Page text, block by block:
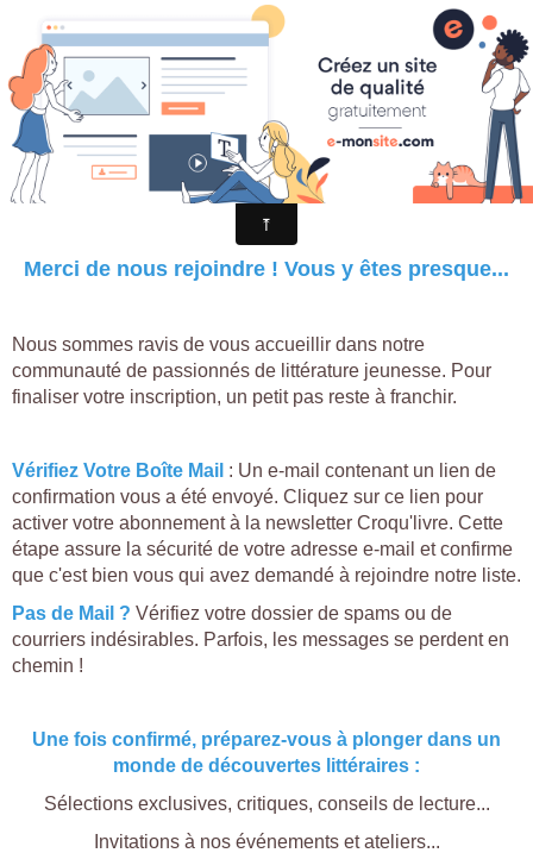
Croqu'livre
Confirmation de votre Inscription à la
Newsletter Croqu'livre
Merci de nous rejoindre ! Vous y êtes presque...
Nous sommes ravis de vous accueillir dans notre
communauté de passionnés de littérature jeunesse. Pour
finaliser votre inscription, un petit pas reste à franchir.
Vérifiez Votre Boîte Mail : Un e-mail contenant un lien de
confirmation vous a été envoyé. Cliquez sur ce lien pour
activer votre abonnement à la newsletter Croqu'livre. Cette
étape assure la sécurité de votre adresse e-mail et confirme
que c'est bien vous qui avez demandé à rejoindre notre liste.
Pas de Mail ? Vérifiez votre dossier de spams ou de
courriers indésirables. Parfois, les messages se perdent en
chemin !
Une fois confirmé, préparez-vous à plonger dans un
monde de découvertes littéraires :
Sélections exclusives, critiques, conseils de lecture...
Invitations à nos événements et ateliers...